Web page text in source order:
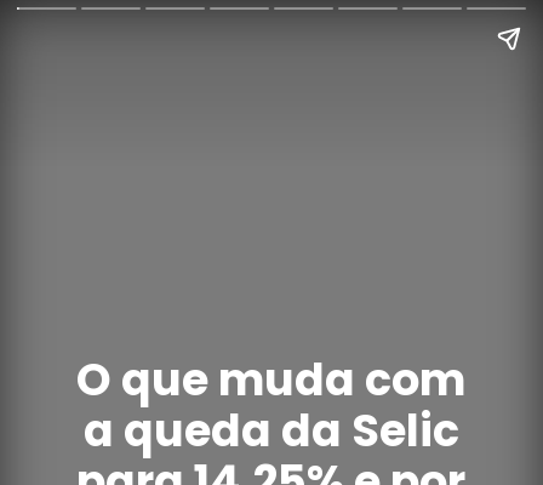
O que muda com
a queda da Selic